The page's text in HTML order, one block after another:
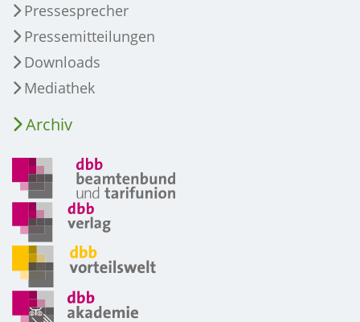
Pressesprecher
Pressemitteilungen
Downloads
Mediathek
Archiv